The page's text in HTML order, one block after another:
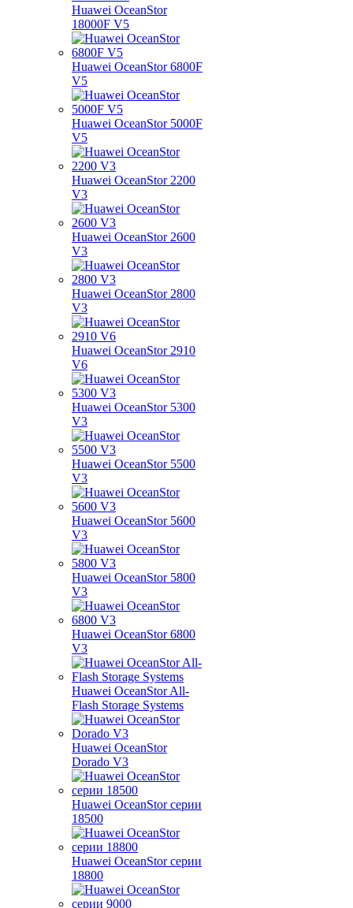
Huawei OceanStor
18000F V5
Huawei OceanStor 6800F
V5
Huawei OceanStor 5000F
V5
Huawei OceanStor 2200
V3
Huawei OceanStor 2600
V3
Huawei OceanStor 2800
V3
Huawei OceanStor 2910
V6
Huawei OceanStor 5300
V3
Huawei OceanStor 5500
V3
Huawei OceanStor 5600
V3
Huawei OceanStor 5800
V3
Huawei OceanStor 6800
V3
Huawei OceanStor All-
Flash Storage Systems
Huawei OceanStor
Dorado V3
Huawei OceanStor серии
18500
Huawei OceanStor серии
18800